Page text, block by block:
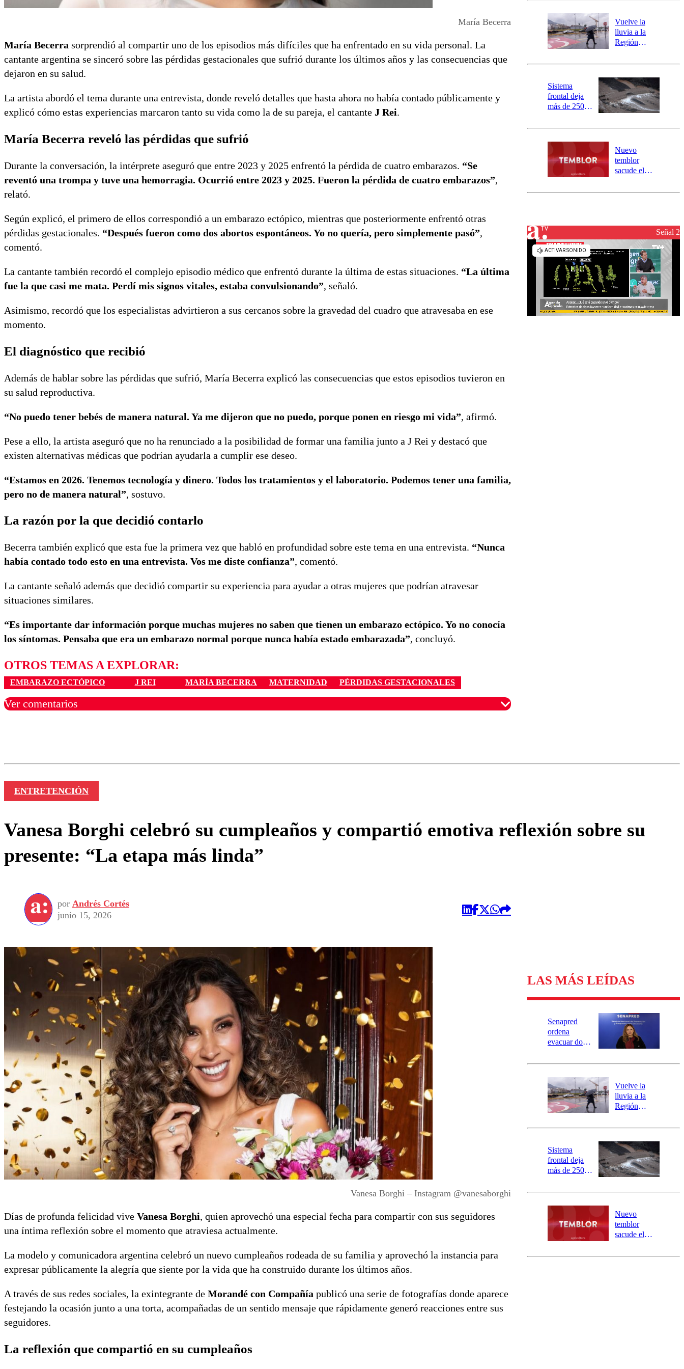
María Becerra
María Becerra sorprendió al compartir uno de los episodios más difíciles que ha enfrentado en su vida personal. La
cantante argentina se sinceró sobre las pérdidas gestacionales que sufrió durante los últimos años y las consecuencias que
dejaron en su salud.
La artista abordó el tema durante una entrevista, donde reveló detalles que hasta ahora no había contado públicamente y
explicó cómo estas experiencias marcaron tanto su vida como la de su pareja, el cantante J Rei.
María Becerra reveló las pérdidas que sufrió
Durante la conversación, la intérprete aseguró que entre 2023 y 2025 enfrentó la pérdida de cuatro embarazos. “Se
reventó una trompa y tuve una hemorragia. Ocurrió entre 2023 y 2025. Fueron la pérdida de cuatro embarazos”,
relató.
Según explicó, el primero de ellos correspondió a un embarazo ectópico, mientras que posteriormente enfrentó otras
pérdidas gestacionales. “Después fueron como dos abortos espontáneos. Yo no quería, pero simplemente pasó”,
comentó.
La cantante también recordó el complejo episodio médico que enfrentó durante la última de estas situaciones. “La última
fue la que casi me mata. Perdí mis signos vitales, estaba convulsionando”, señaló.
Asimismo, recordó que los especialistas advirtieron a sus cercanos sobre la gravedad del cuadro que atravesaba en ese
momento.
El diagnóstico que recibió
Además de hablar sobre las pérdidas que sufrió, María Becerra explicó las consecuencias que estos episodios tuvieron en
su salud reproductiva.
“No puedo tener bebés de manera natural. Ya me dijeron que no puedo, porque ponen en riesgo mi vida”, afirmó.
Pese a ello, la artista aseguró que no ha renunciado a la posibilidad de formar una familia junto a J Rei y destacó que
existen alternativas médicas que podrían ayudarla a cumplir ese deseo.
“Estamos en 2026. Tenemos tecnología y dinero. Todos los tratamientos y el laboratorio. Podemos tener una familia,
pero no de manera natural”, sostuvo.
La razón por la que decidió contarlo
Becerra también explicó que esta fue la primera vez que habló en profundidad sobre este tema en una entrevista. “Nunca
había contado todo esto en una entrevista. Vos me diste confianza”, comentó.
La cantante señaló además que decidió compartir su experiencia para ayudar a otras mujeres que podrían atravesar
situaciones similares.
“Es importante dar información porque muchas mujeres no saben que tienen un embarazo ectópico. Yo no conocía
los síntomas. Pensaba que era un embarazo normal porque nunca había estado embarazada”, concluyó.
OTROS TEMAS A EXPLORAR:
EMBARAZO ECTÓPICO J REI MARÍA BECERRA MATERNIDAD PÉRDIDAS GESTACIONALES
Ver comentarios
río Damas:
activa
mensajería
SAE
Vuelve la
lluvia a la
Región
este es el
la DMC para
este viernes
Sistema
frontal deja
más de 250
y 317
aisladas entre
Valparaíso y
Los Ríos
Nuevo
temblor
sacude el
revisa la
Señal 2
ENTRETENCIÓN
Vanesa Borghi celebró su cumpleaños y compartió emotiva reflexión sobre su
presente: “La etapa más linda”
por Andrés Cortés
junio 15, 2026
Vanesa Borghi – Instagram @vanesaborghi
Días de profunda felicidad vive Vanesa Borghi, quien aprovechó una especial fecha para compartir con sus seguidores
una íntima reflexión sobre el momento que atraviesa actualmente.
La modelo y comunicadora argentina celebró un nuevo cumpleaños rodeada de su familia y aprovechó la instancia para
expresar públicamente la alegría que siente por la vida que ha construido durante los últimos años.
A través de sus redes sociales, la exintegrante de Morandé con Compañía publicó una serie de fotografías donde aparece
festejando la ocasión junto a una torta, acompañadas de un sentido mensaje que rápidamente generó reacciones entre sus
seguidores.
La reflexión que compartió en su cumpleaños
LAS MÁS LEÍDAS
Senapred
ordena
evacuar dos
Carahue por
río Damas:
activa
mensajería
SAE
Vuelve la
lluvia a la
Región
este es el
la DMC para
este viernes
Sistema
frontal deja
más de 250
y 317
aisladas entre
Valparaíso y
Los Ríos
Nuevo
temblor
sacude el
revisa la